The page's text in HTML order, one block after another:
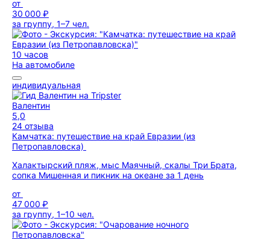
от
30 000 ₽
за группу, 1–7 чел.
10 часов
На автомобиле
индивидуальная
Валентин
5,0
24 отзыва
Камчатка: путешествие на край Евразии (из
Петропавловска)
Халактырский пляж, мыс Маячный, скалы Три Брата,
сопка Мишенная и пикник на океане за 1 день
от
47 000 ₽
за группу, 1–10 чел.